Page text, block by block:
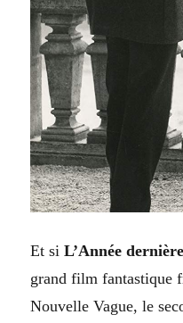
Et siL’Année
grand film fantastique
Nouvelle Vague, le